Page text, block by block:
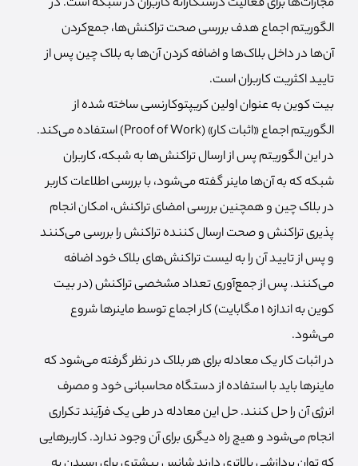
الگوریتم اجماع هدف بررسی صحت تراکنش‌ها، جمع‌کردن
آن‌ها در داخل بلاک‌ها و اضافه کردن آن‌ها به بلاک چین پس از
تایید اکثریت کاربران است.
بیت کوین به عنوان اولین کریپتوکارنسی ساخته شده از
الگوریتم اجماع «اثبات کار» (Proof of Work) استفاده می‌کند.
در این الگوریتم پس از ارسال تراکنش‌ها به شبکه، کاربران
شبکه که به آن‌ها ماینر گفته می‌شود، با بررسی اطلاعات کاربر
در بلاک چین و همچنین بررسی امضای تراکنش، امکان انجام
پذیری تراکنش و صحت ارسال کننده تراکنش را بررسی می‌کنند
و پس از تایید آن را به لیست تراکنش‌های بلاک خود اضافه
می‌کنند. پس از جمع‌آوری تعداد مشخصی تراکنش (در بیت
کوین به اندازه 1 مگابایت) کار اجماع توسط ماینرها شروع
می‌شود.
در اثبات کار یک معادله برای هر بلاک در نظر گرفته می‌شود که
ماینرها باید با استفاده از دستگاه محاسبانی خود و مصرف
انرژی آن را حل کنند. حل این معادله در طی یک فرآیند تکراری
انجام می‌شود و هیچ راه دیگری برای آن وجود ندارد. کاربرهایی